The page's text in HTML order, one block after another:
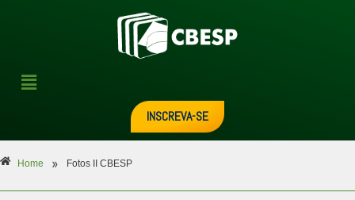
INSCREVA-SE
Home » Fotos II CBESP